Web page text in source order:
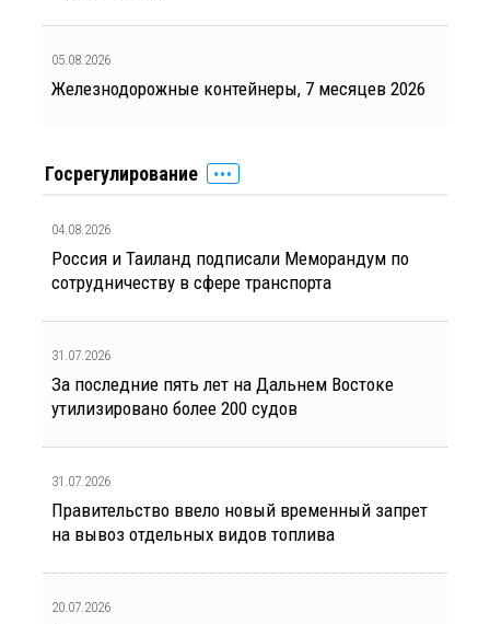
05.08.2026
Железнодорожные контейнеры, 7 месяцев 2026
Госрегулирование
04.08.2026
Россия и Таиланд подписали Меморандум по
сотрудничеству в сфере транспорта
31.07.2026
За последние пять лет на Дальнем Востоке
утилизировано более 200 судов
31.07.2026
Правительство ввело новый временный запрет
на вывоз отдельных видов топлива
20.07.2026